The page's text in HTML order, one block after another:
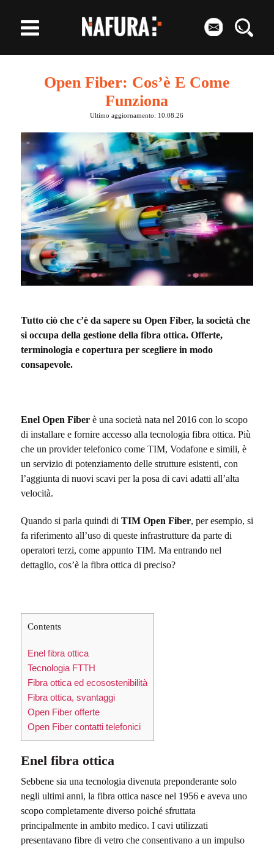
Open Fiber: Cos’è E Come
Funziona
Ultimo aggiornamento: 10.08.26
Tutto ciò che c’è da sapere su Open Fiber, la società che
si occupa della gestione della fibra ottica. Offerte,
terminologia e copertura per scegliere in modo
consapevole.
Enel Open Fiberè una società nata nel 2016 con lo scopo
di installare e fornire accesso alla tecnologia fibra ottica. Più
che un provider telefonico come TIM, Vodafone e simili, è
un servizio di potenziamento delle strutture esistenti, con
l’aggiunta di nuovi scavi per la posa di cavi adatti all’alta
velocità.
Quando si parla quindi di TIM Open Fiber, per esempio, si
fa riferimento all’uso di queste infrastrutture da parte di
operatori terzi, come appunto TIM. Ma entrando nel
dettaglio, cos’è la fibra ottica di preciso?
Contents
Enel fibra ottica
Tecnologia FTTH
Fibra ottica ed ecosostenibilità
Fibra ottica, svantaggi
Open Fiber offerte
Open Fiber contatti telefonici
Enel fibra ottica
Sebbene sia una tecnologia divenuta preponderante solo
negli ultimi anni, la fibra ottica nasce nel 1956 e aveva uno
scopo completamente diverso poiché sfruttata
principalmente in ambito medico. I cavi utilizzati
presentavano fibre di vetro che consentivano a un impulso